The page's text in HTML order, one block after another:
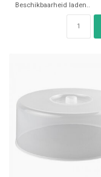
Beschikbaarheid laden..